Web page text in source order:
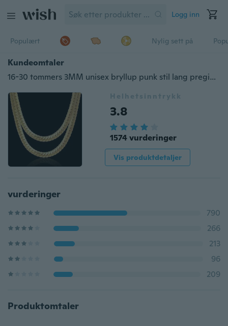
Logg inn
Populært Nylig sett på
Kundeomtaler
16-30 tommers 3MM unisex bryllup punk stil lang preging smykker knebben slange kjede
Helhetsinntrykk
3.8
1574 vurderinger
Vis produktdetaljer
vurderinger
790
266
213
96
209
Produktomtaler